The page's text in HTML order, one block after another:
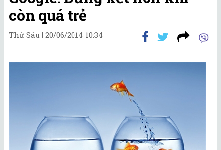
còn quá trẻ
Thứ Sáu | 20/06/2014 10:34